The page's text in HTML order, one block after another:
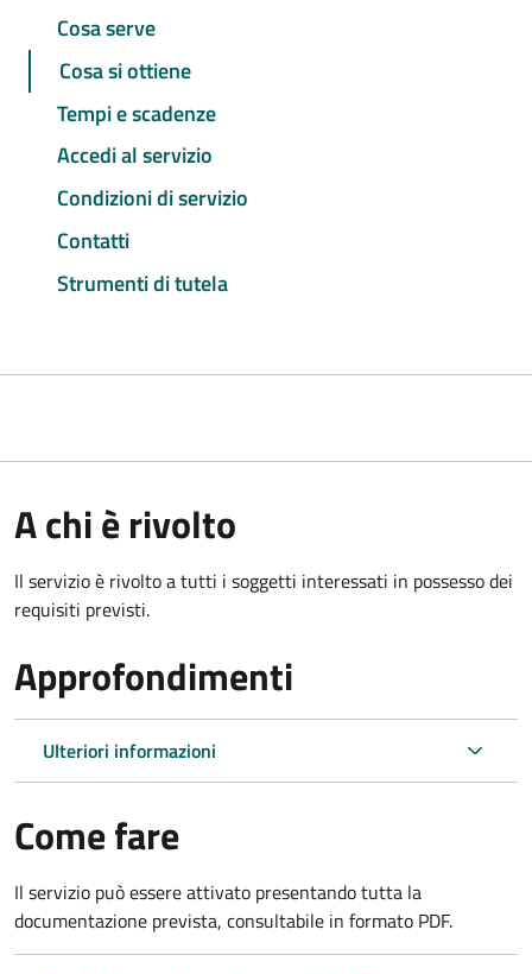
Cosa serve
Cosa si ottiene
Tempi e scadenze
Accedi al servizio
Condizioni di servizio
Contatti
Strumenti di tutela
A chi è rivolto
Il servizio è rivolto a tutti i soggetti interessati in possesso dei
requisiti previsti.
Approfondimenti
Ulteriori informazioni
Come fare
Il servizio può essere attivato presentando tutta la
documentazione prevista, consultabile in formato PDF.